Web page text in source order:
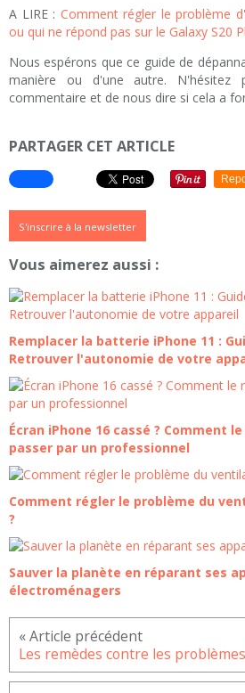
A LIRE : Comment régler le problème
ou qui ne répond pas sur le Galaxy S20
Nous espérons que ce guide de
manière ou d'une autre.
commentaire et de nous dire si cela a
PARTAGER CET ARTICLE
S'inscrire à la newsletter
Vous aimerez aussi :
Remplacer la batterie iPhone 11 :
Retrouver l'autonomie de votre
Écran iPhone 16 cassé ? Comment
passer par un professionnel
Comment régler le problème du
?
Sauver la planète en réparant ses
électroménagers
Les remèdes contre les